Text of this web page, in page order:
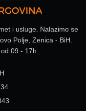
i usluge. Nalazimo se
Polje, Zenica - BiH.
09 - 17h.